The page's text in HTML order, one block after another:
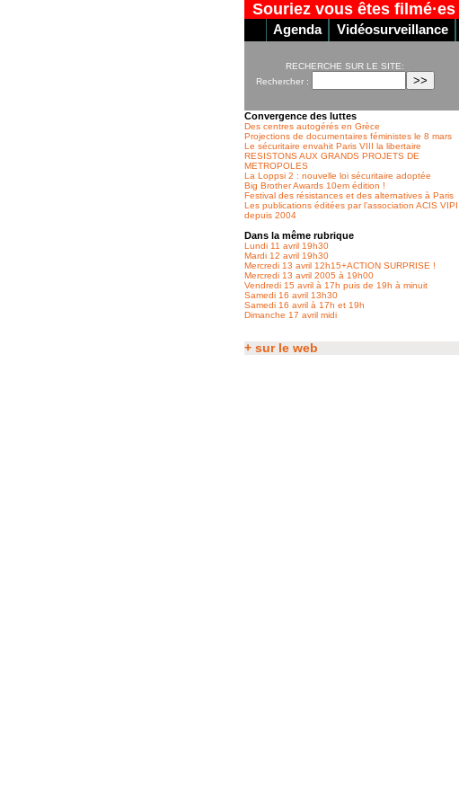
Souriez vous êtes filmé·es
Agenda Vidéosurveillance
RECHERCHE SUR LE SITE:
Rechercher :
Convergence des luttes
Des centres autogérés en Grèce
Projections de documentaires féministes le 8 mars
Le sécuritaire envahit Paris VIII la libertaire
RESISTONS AUX GRANDS PROJETS DE
METROPOLES
La Loppsi 2 : nouvelle loi sécuritaire adoptée
Big Brother Awards 10em édition !
Festival des résistances et des alternatives à Paris
Les publications éditées par l’association ACIS VIPI
depuis 2004
Dans la même rubrique
Lundi 11 avril 19h30
Mardi 12 avril 19h30
Mercredi 13 avril 12h15+ACTION SURPRISE !
Mercredi 13 avril 2005 à 19h00
Vendredi 15 avril à 17h puis de 19h à minuit
Samedi 16 avril 13h30
Samedi 16 avril à 17h et 19h
Dimanche 17 avril midi
+ sur le web